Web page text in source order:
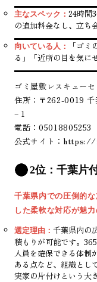
主なスペック： 24時間
の追加料金なし、立ち
向いている人：
「ゴ
る」「近所の目を気に
ゴミ屋敷レスキュー
住所：〒262-0019 千
−１
電話：05018805253
公式サイト： https://
2位：千葉片
千葉県内での圧倒的
した柔軟な対応が魅
選定理由： 千葉県内の
積もりが可能です。
人員を確保できる体制
ある点など、組織とし
実家の片付けという大